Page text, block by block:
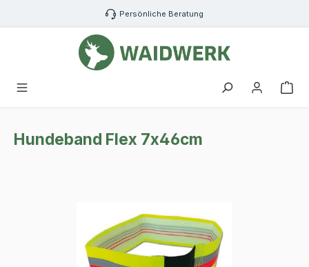
Zum Hauptinhalt springen Persönliche Beratung
Hundeband Flex 7x46cm